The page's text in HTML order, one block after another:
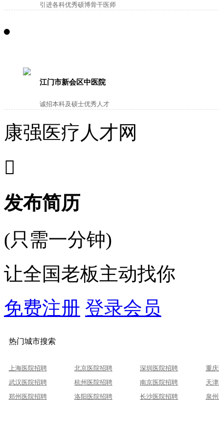
引进各科优秀硕博骨干医师
江门市新会区中医院
诚招本科及硕士优秀人才
康强医疗人才网

发布简历
(只需一分钟)
让全国老板主动找你
免费注册 登录会员
热门城市搜索
上海医院招聘 北京医院招聘 深圳医院招聘
重
武汉医院招聘
杭州医院招聘 南京医院招聘
天
郑州医院招聘
洛阳医院招聘 长沙医院招聘 泉